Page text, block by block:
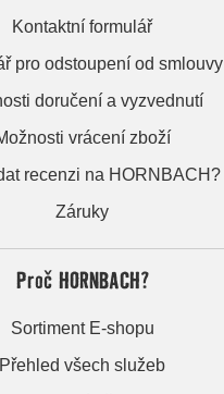
Kontaktní formulář
pro odstoupení od smlouvy
doručení a vyzvednutí
vrácení zboží
recenzi na HORNBACH?
Záruky
Proč HORNBACH?
Sortiment E-shopu
Přehled všech služeb